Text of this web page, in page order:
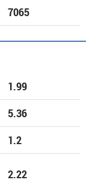
7065
1.99
5.36
1.2
2.22